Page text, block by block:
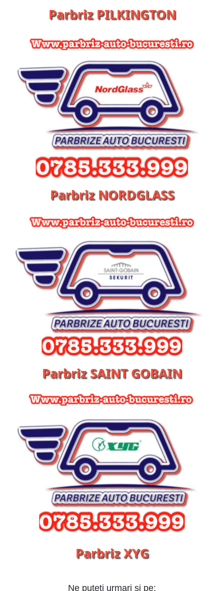
Parbriz PILKINGTON
Parbriz NORDGLASS
Parbriz SAINT GOBAIN
Parbriz XYG
Ne puteti urmari si pe: